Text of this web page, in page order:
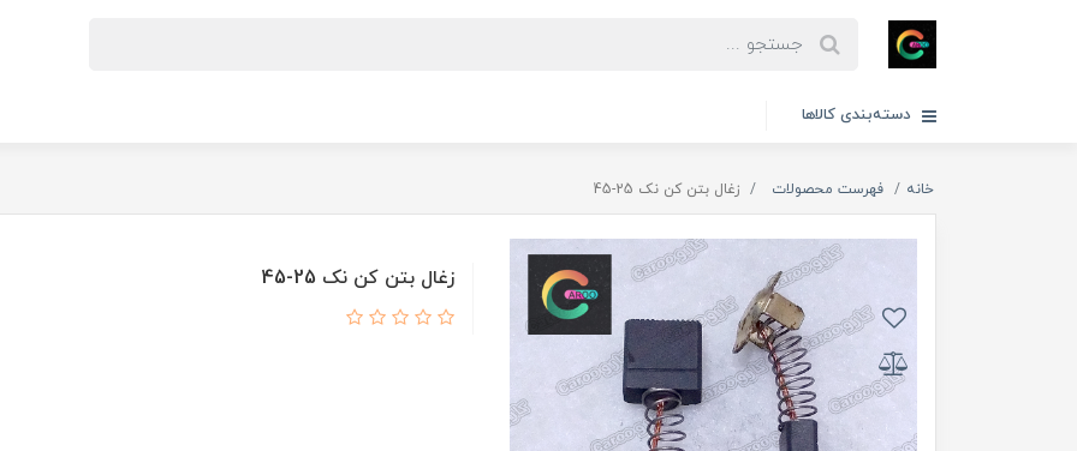
دسته‌بندی کالاها
خانه فهرست محصولات زغال بتن کن نک 25-45
زغال بتن کن نک 25-45